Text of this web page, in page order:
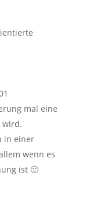
mal eine
wird.
in einer
wenn es
ist 🙂